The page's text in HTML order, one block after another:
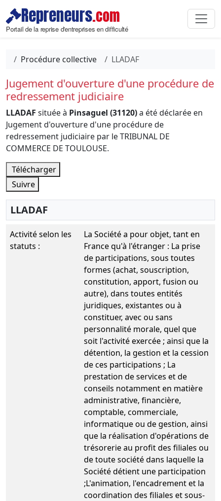
Repreneurs.com
Portail de la reprise d'entreprises en difficulté
Procédure collective LLADAF
Jugement d'ouverture d'une procédure de
redressement judiciaire
LLADAF située à Pinsaguel (31120)a été déclarée en
Jugement d'ouverture d'une procédure de
redressement judiciaire par le TRIBUNAL DE
COMMERCE DE TOULOUSE.
Télécharger
Suivre
LLADAF
Activité selon les
statuts :
La Société a pour objet, tant en
France qu'à l'étranger : La prise
de participations, sous toutes
formes (achat, souscription,
constitution, apport, fusion ou
autre), dans toutes entités
juridiques, existantes ou à
constituer, avec ou sans
personnalité morale, quel que
soit l'activité exercée ; ainsi que la
détention, la gestion et la cession
de ces participations ; La
prestation de services et de
conseils notamment en matière
administrative, financière,
comptable, commerciale,
informatique ou de gestion, ainsi
que la réalisation d'opérations de
trésorerie au profit des filiales ou
de toute société dans laquelle la
Société détient une participation
;L'animation, l'encadrement et la
coordination des filiales et sous-